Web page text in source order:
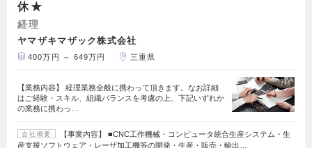
休★
経理
ヤマザキマザック株式会社
400万円 ～ 649万円 三重県
【業務内容】 経理業務全般に携わって頂きます。なお詳細
はご経験・スキル、組織バランスを考慮の上、下記いずれか
の業務に携わっ…
会社概要
【事業内容】 ■CNC工作機械・コンピュータ統合生産システム・生
産支援ソフトウェア・レーザ加工機等の開発・生産・販売・輸出…